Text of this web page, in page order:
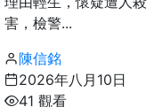
害，檢警...
陳信銘
2026年八月10日
41 觀看